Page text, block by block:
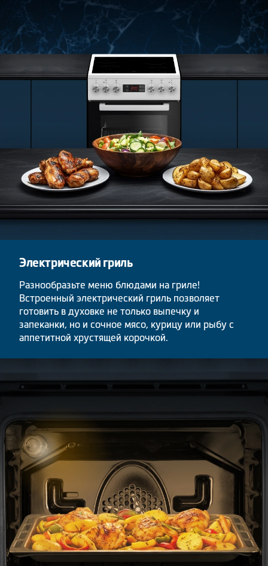
Электрический гриль
Разнообразьте меню блюдами на гриле!
Встроенный электрический гриль позволяет
готовить в духовке не только выпечку и
запеканки, но и сочное мясо, курицу или рыбу с
аппетитной хрустящей корочкой.